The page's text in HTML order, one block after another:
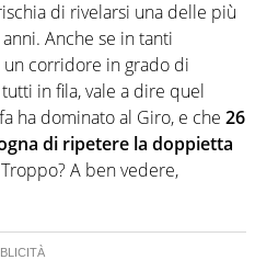
di rivelarsi una delle più
Anche se in tanti
un corridore in grado di
in fila, vale a dire quel
ha dominato al Giro, e che 26
di ripetere la doppietta
A ben vedere,